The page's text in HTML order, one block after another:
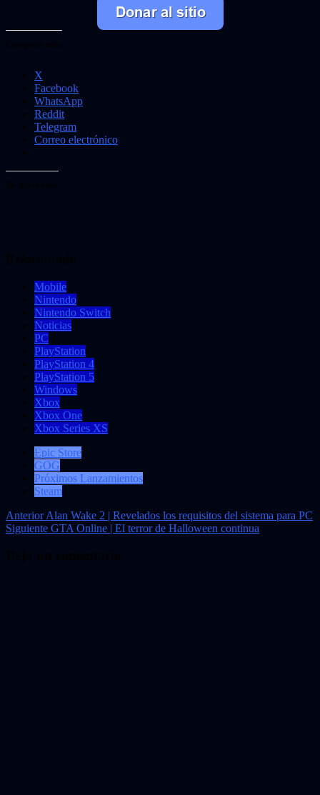
X
Facebook
WhatsApp
Reddit
Telegram
Correo electrónico
Mobile
Nintendo
Nintendo Switch
Noticias
PC
PlayStation
PlayStation 4
PlayStation 5
Windows
Xbox
Xbox One
Xbox Series XS
Epic Store
GOG
Próximos Lanzamientos
Steam
Navegación
de
AnteriorAlan Wake 2 | Revelados los requisitos del sistema para PC
Siguiente GTA Online | El terror de Halloween continua